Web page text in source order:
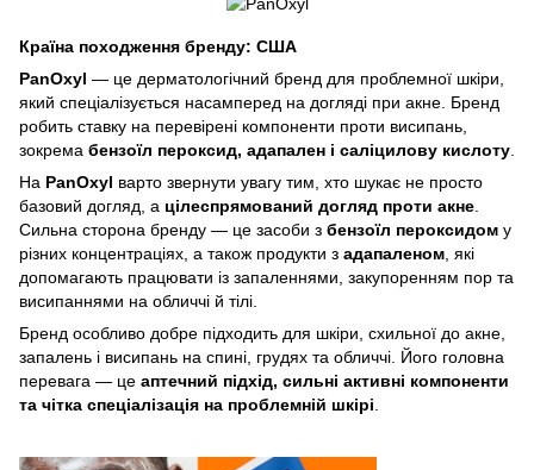
Країна походження бренду: США
PanOxyl — це дерматологічний бренд для проблемної шкіри,
який спеціалізується насамперед на догляді при акне. Бренд
робить ставку на перевірені компоненти проти висипань,
зокрема бензоїл пероксид, адапален і саліцилову кислоту.
На PanOxyl варто звернути увагу тим, хто шукає не просто
базовий догляд, а цілеспрямований догляд проти акне.
Сильна сторона бренду — це засоби з бензоїл пероксидом у
різних концентраціях, а також продукти з адапаленом, які
допомагають працювати із запаленнями, закупоренням пор та
висипаннями на обличчі й тілі.
Бренд особливо добре підходить для шкіри, схильної до акне,
запалень і висипань на спині, грудях та обличчі. Його головна
перевага — це аптечний підхід, сильні активні компоненти
та чітка спеціалізація на проблемній шкірі.